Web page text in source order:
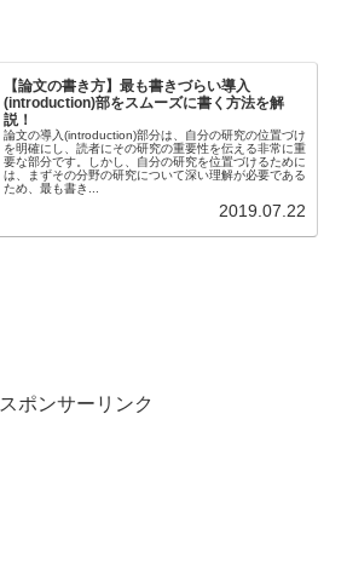
【論文の書き方】最も書きづらい導入
(introduction)部をスムーズに書く方法を解
説！
論文の導入(introduction)部分は、自分の研究の位置づけ
を明確にし、読者にその研究の重要性を伝える非常に重
要な部分です。しかし、自分の研究を位置づけるために
は、まずその分野の研究について深い理解が必要である
ため、最も書き...
2019.07.22
スポンサーリンク